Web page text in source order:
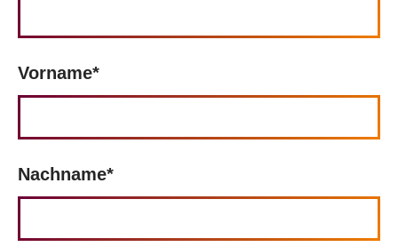
Vorname*
Nachname*